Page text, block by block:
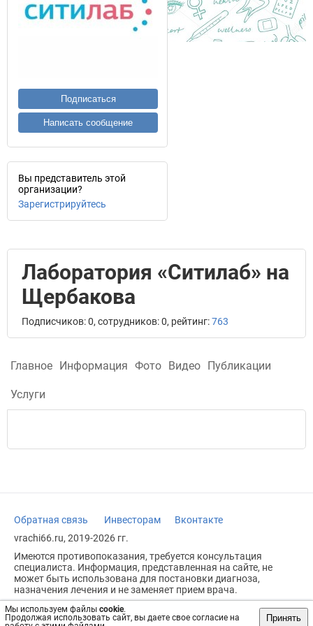
Мы используем файлы cookie.
Продолжая использовать сайт, вы даете свое согласие на
Принять
Подписаться
Написать сообщение
Вы представитель этой
организации?
Зарегистрируйтесь
Лаборатория «Ситилаб» на
Щербакова
Подписчиков: 0, сотрудников: 0, рейтинг:763
Главное Информация Фото Видео Публикации
Услуги
Обратная связь Инвесторам
Вконтакте
vrachi66.ru, 2019-2026 гг.
Имеются противопоказания, требуется консультация
специалиста. Информация, представленная на сайте, не
может быть использована для постановки диагноза,
назначения лечения и не заменяет прием врача.
Возрастное ограничение: 18+